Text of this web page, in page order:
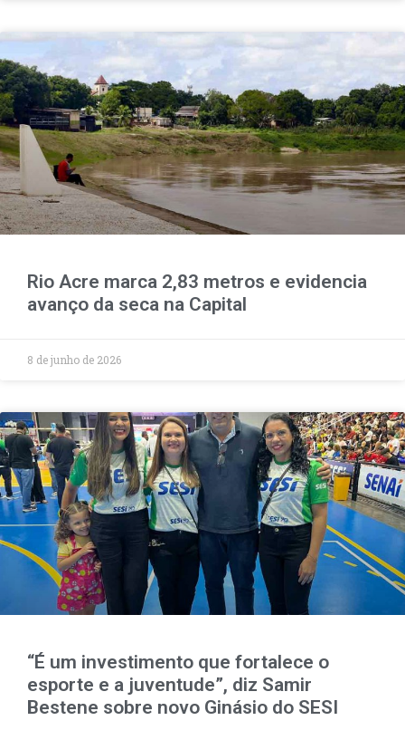
Rio Acre marca 2,83 metros e evidencia
avanço da seca na Capital
8 de junho de 2026
“É um investimento que fortalece o
esporte e a juventude”, diz Samir
Bestene sobre novo Ginásio do SESI